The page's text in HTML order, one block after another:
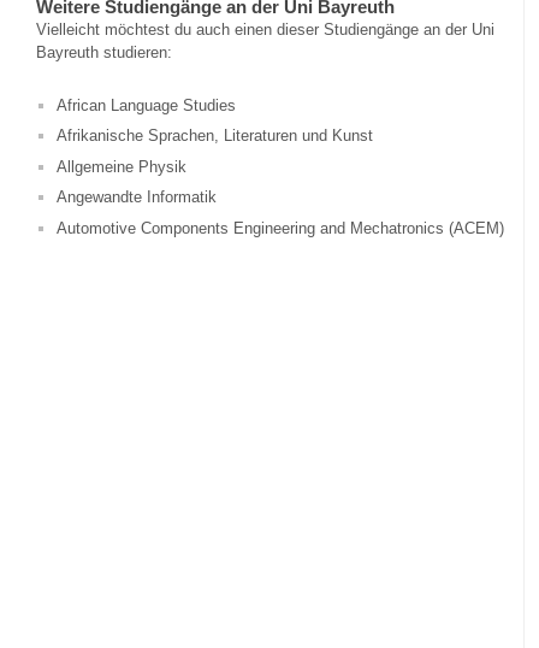
Weitere Studiengänge an der Uni Bayreuth
Vielleicht möchtest du auch einen dieser Studiengänge an der Uni
Bayreuth studieren:
African Language Studies
Afrikanische Sprachen, Literaturen und Kunst
Allgemeine Physik
Angewandte Informatik
Automotive Components Engineering and Mechatronics (ACEM)